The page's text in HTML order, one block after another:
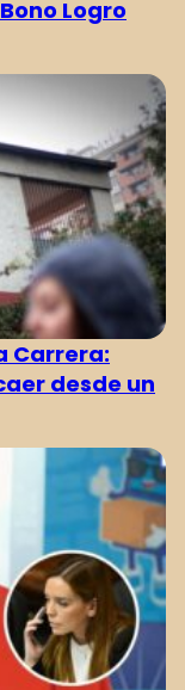
Logro
Carrera:
desde un